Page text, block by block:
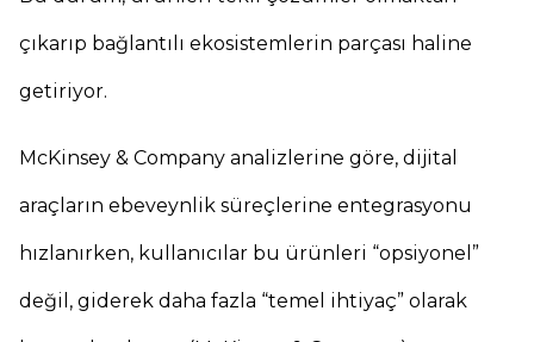
çıkarıp bağlantılı ekosistemlerin parçası haline
getiriyor.
McKinsey & Company analizlerine göre, dijital
araçların ebeveynlik süreçlerine entegrasyonu
hızlanırken, kullanıcılar bu ürünleri “opsiyonel”
değil, giderek daha fazla “temel ihtiyaç” olarak